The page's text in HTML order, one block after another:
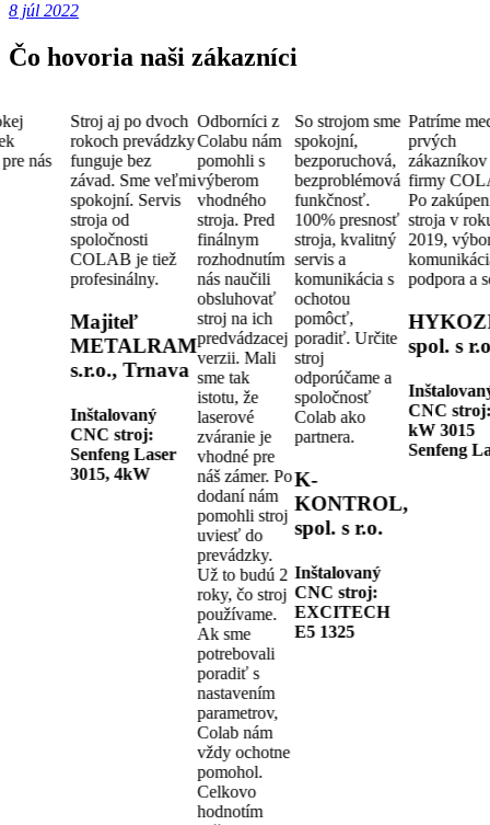
8 júl 2022
Čo hovoria naši zákazníci
nás
Stroj aj po dvoch
rokoch prevádzky
funguje bez
závad. Sme veľmi
spokojní. Servis
stroja od
spoločnosti
COLAB je tiež
profesinálny.
Majiteľ
METALRAM
s.r.o., Trnava
Inštalovaný
CNC stroj:
Senfeng Laser
3015, 4kW
Odborníci z
Colabu nám
pomohli s
výberom
vhodného
stroja. Pred
finálnym
rozhodnutím
nás naučili
obsluhovať
stroj na ich
predvádzacej
verzii. Mali
sme tak
istotu, že
laserové
zváranie je
vhodné pre
náš zámer. Po
dodaní nám
pomohli stroj
uviesť do
prevádzky.
Už to budú 2
roky, čo stroj
používame.
Ak sme
potrebovali
poradiť s
nastavením
parametrov,
Colab nám
vždy ochotne
pomohol.
Celkovo
hodnotím
So strojom sme
spokojní,
bezporuchová,
bezproblémová
funkčnosť.
100% presnosť
stroja, kvalitný
servis a
komunikácia s
ochotou
pomôcť,
poradiť. Určite
stroj
odporúčame a
spoločnosť
Colab ako
partnera.
K-
KONTROL,
spol. s r.o.
Inštalovaný
CNC stroj:
EXCITECH
E5 1325
Patríme
prvých
zákazníkov
firmy
Po
stroja v
2019,
podpora a
spol. s
CNC stroj:
kW 3015
Senfeng